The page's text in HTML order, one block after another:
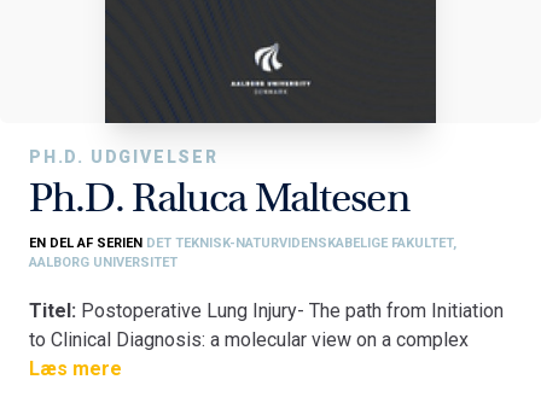
PH.D. UDGIVELSER
Ph.D. Raluca Maltesen
EN DEL AF SERIEN DET TEKNISK-NATURVIDENSKABELIGE FAKULTET,
AALBORG UNIVERSITET
Titel: Postoperative Lung Injury- The path from Initiation
to Clinical Diagnosis: a molecular view on a complex
pathophysiological process
Læs mere